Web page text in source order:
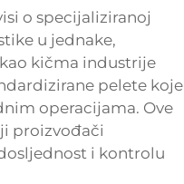
o specijaliziranoj
u jednake,
kičma industrije
pelete koje
operacijama. Ove
proizvođači
i kontrolu